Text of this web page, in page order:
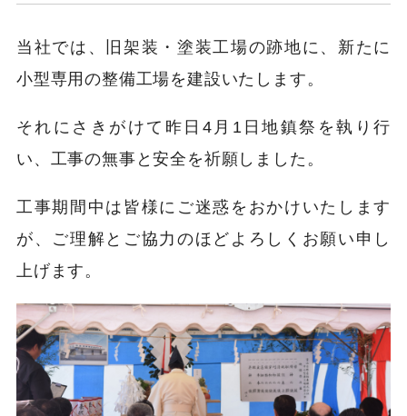
当社では、旧架装・塗装工場の跡地に、新たに
小型専用の整備工場を建設いたします。
それにさきがけて昨日4月1日地鎮祭を執り行
い、工事の無事と安全を祈願しました。
工事期間中は皆様にご迷惑をおかけいたします
が、ご理解とご協力のほどよろしくお願い申し
上げます。